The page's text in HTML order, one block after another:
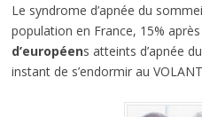
Le syndrome d’apnée du
population en France, 15%
d’européens atteints d’apnée
instant de s’endormir au